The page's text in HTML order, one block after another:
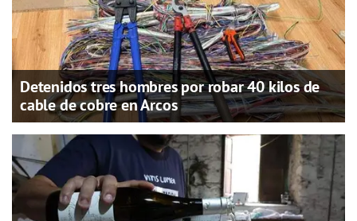
Detenidos tres hombres por robar 40 kilos de
cable de cobre en Arcos